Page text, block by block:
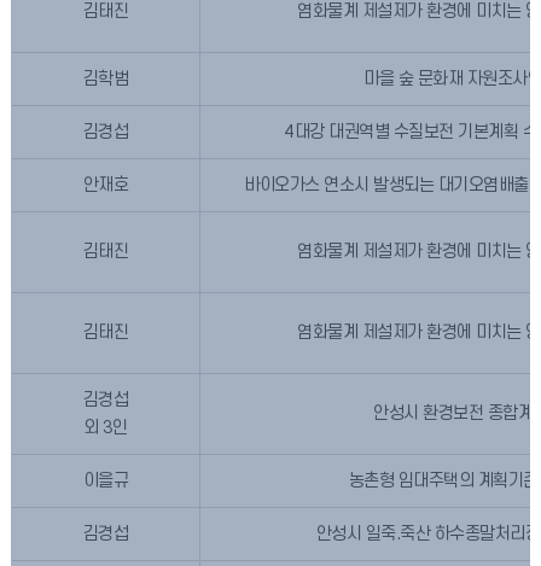
김태진 염화물계 제설제가 환경에 미치는
김학범 마을 숲 문화재 자원조사
김경섭 4대강 대권역별 수질보전 기본계획
안재호 바이오가스 연소시 발생되는 대기오염배출
김태진 염화물계 제설제가 환경에 미치는
김태진 염화물계 제설제가 환경에 미치는
김경섭
외 3인
안성시 환경보전 종합계
이을규 농촌형 임대주택의 계획기
김경섭 안성시 일죽.죽산 하수종말처리